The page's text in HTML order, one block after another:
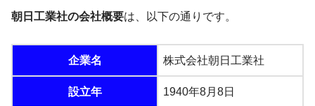
朝日工業社の会社概要は、以下の通りです。
企業名 株式会社朝日工業社
設立年 1940年8月8日